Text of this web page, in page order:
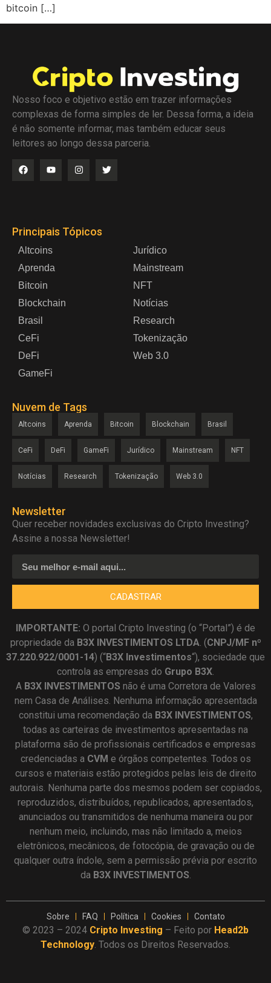
bitcoin […]
Nosso foco e objetivo estão em trazer informações
complexas de forma simples de ler. Dessa forma, a ideia
é não somente informar, mas também educar seus
leitores ao longo dessa parceria.
Principais Tópicos
Altcoins
Aprenda
Bitcoin
Blockchain
Brasil
CeFi
DeFi
GameFi
Jurídico
Mainstream
NFT
Notícias
Research
Tokenização
Web 3.0
Nuvem de Tags
Altcoins Aprenda Bitcoin Blockchain Brasil
CeFi DeFi GameFi Jurídico Mainstream NFT
Notícias Research Tokenização Web 3.0
Newsletter
Quer receber novidades exclusivas do Cripto Investing?
Assine a nossa Newsletter!
CADASTRAR
IMPORTANTE: O portal Cripto Investing (o “Portal”) é de
propriedade da B3X INVESTIMENTOS LTDA. (CNPJ/MF nº
37.220.922/0001-14) (“B3X Investimentos“), sociedade que
controla as empresas do Grupo B3X.
A B3X INVESTIMENTOS não é uma Corretora de Valores
nem Casa de Análises. Nenhuma informação apresentada
constitui uma recomendação da B3X INVESTIMENTOS,
todas as carteiras de investimentos apresentadas na
plataforma são de profissionais certificados e empresas
credenciadas a CVM e órgãos competentes. Todos os
cursos e materiais estão protegidos pelas leis de direito
autorais. Nenhuma parte dos mesmos podem ser copiados,
reproduzidos, distribuídos, republicados, apresentados,
anunciados ou transmitidos de nenhuma maneira ou por
nenhum meio, incluindo, mas não limitado a, meios
eletrônicos, mecânicos, de fotocópia, de gravação ou de
qualquer outra índole, sem a permissão prévia por escrito
da B3X INVESTIMENTOS.
Sobre FAQ Política Cookies Contato
© 2023 – 2024 Cripto Investing – Feito por Head2b
Technology . Todos os Direitos Reservados.